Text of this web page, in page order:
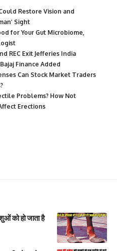
Restore Vision and
Sight
for Your Gut Microbiome,
REC Exit Jefferies India
Finance Added
Can Stock Market Traders
Problems? How Not
Erections
को हो जाता है